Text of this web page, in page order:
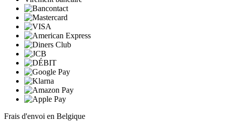
Frais d'envoi en Belgique